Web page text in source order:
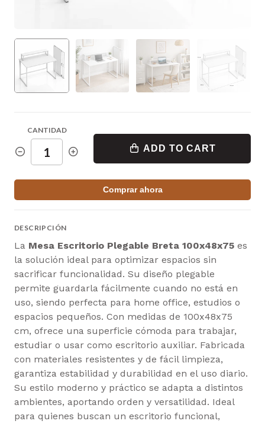
CANTIDAD
ADD TO CART
Comprar ahora
DESCRIPCIÓN
La Mesa Escritorio Plegable Breta 100x48x75 es
la solución ideal para optimizar espacios sin
sacrificar funcionalidad. Su diseño plegable
permite guardarla fácilmente cuando no está en
uso, siendo perfecta para home office, estudios o
espacios pequeños. Con medidas de 100x48x75
cm, ofrece una superficie cómoda para trabajar,
estudiar o usar como escritorio auxiliar. Fabricada
con materiales resistentes y de fácil limpieza,
garantiza estabilidad y durabilidad en el uso diario.
Su estilo moderno y práctico se adapta a distintos
ambientes, aportando orden y versatilidad. Ideal
para quienes buscan un escritorio funcional,